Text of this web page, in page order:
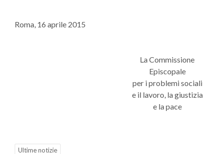
Roma, 16 aprile 2015
La Commissione
Episcopale
per i problemi sociali
e il lavoro, la giustizia
e la pace
Ultime notizie